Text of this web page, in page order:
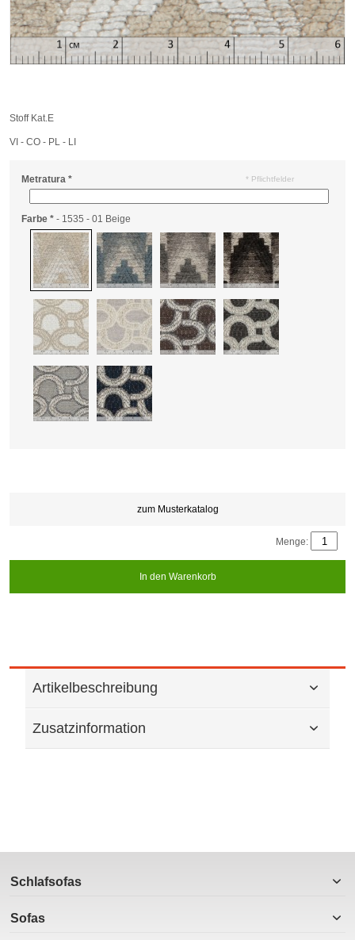
Stoff Kat.E
VI - CO - PL - LI
Metratura *
Farbe * - 1535 - 01 Beige
* Pflichtfelder
zum Musterkatalog
Menge:
In den Warenkorb
Artikelbeschreibung
Zusatzinformation
Schlafsofas
Sofas